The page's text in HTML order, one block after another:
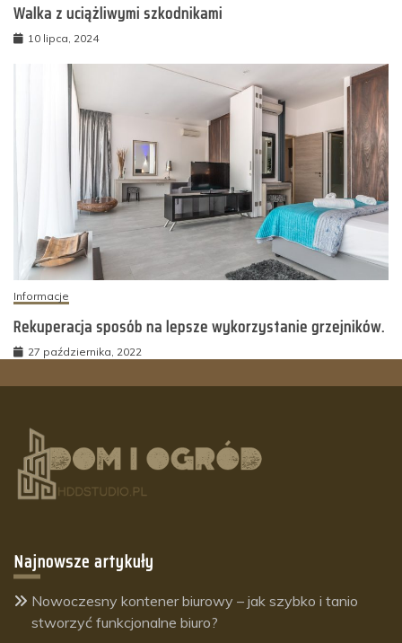
Walka z uciążliwymi szkodnikami
10 lipca, 2024
Informacje
Rekuperacja sposób na lepsze wykorzystanie grzejników.
27 października, 2022
Najnowsze artykuły
Nowoczesny kontener biurowy – jak szybko i tanio
stworzyć funkcjonalne biuro?